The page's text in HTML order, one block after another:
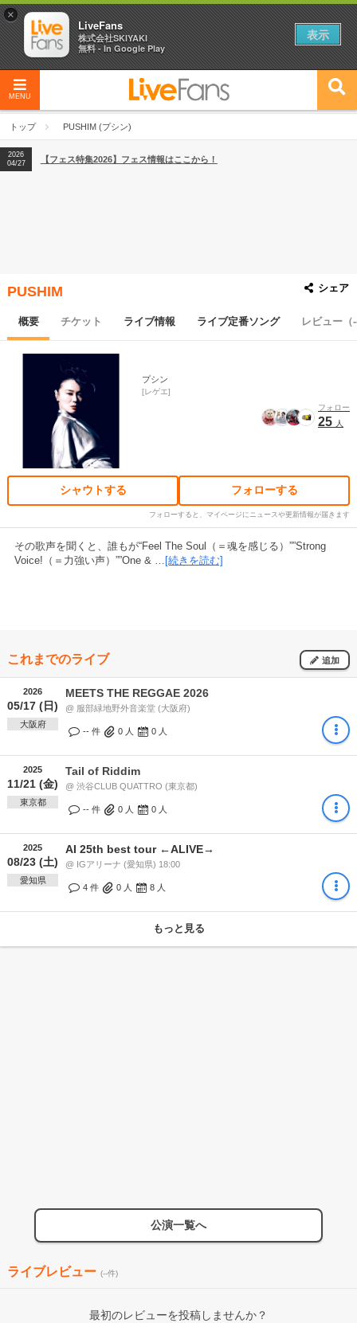
MENU
トップ PUSHIM (プシン)
2026
04/27
2026
【ライブ動員ランキング】2026年上半期編発表！
2026
04/27
【フェス特集2026】フェス情報はここから！
PUSHIM シェア
概要 チケット ライブ情報 ライブ定番ソング レビュー（
プシン
レゲエ
フォロー
25 人
シャウトする フォローする
フォローすると、マイページにニュースや更新情報が届きます
その歌声を聞くと、誰もが“Feel The Soul（＝魂を感じる）””Strong
Voice!（＝力強い声）””One & … [続きを読む]
これまでのライブ 追加
2026
05/17 (日)
大阪府
MEETS THE REGGAE 2026
@ 服部緑地野外音楽堂 (大阪府)
-- 件 0 人 0 人
2025
11/21 (金)
東京都
Tail of Riddim
@ 渋谷CLUB QUATTRO (東京都)
-- 件 0 人 0 人
2025
08/23 (土)
愛知県
AI 25th best tour ←ALIVE→
@ IGアリーナ (愛知県) 18:00
4 件 0 人 8 人
もっと見る
公演一覧へ
ライブレビュー (--件)
最初のレビューを投稿しませんか？
×
LiveFans
株式会社SKIYAKI
無料 - In Google Play
表示